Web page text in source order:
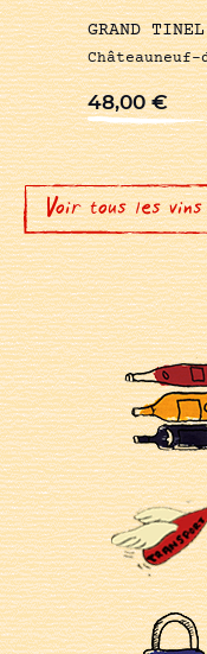
GRAND
Châteauneuf-
48,00€
Voir tous les